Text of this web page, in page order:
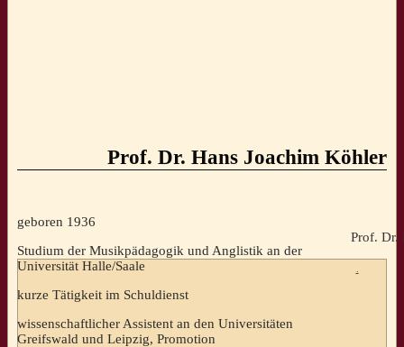
Prof. Dr. Hans Joachim Köhler
geboren 1936
Studium der Musikpädagogik und Anglistik an der
Universität Halle/Saale
kurze Tätigkeit im Schuldienst
wissenschaftlicher Assistent an den Universitäten
Greifswald und Leipzig, Promotion
Prof. Dr.